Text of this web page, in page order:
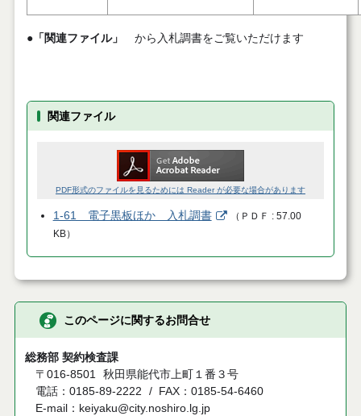
●「関連ファイル」 から入札調書をご覧いただけます
関連ファイル
PDF形式のファイルを見るためには Reader が必要な場合があります
1-61 電子黒板ほか 入札調書 （ ＰＤＦ
57.00
KB）
このページに関するお問合せ
総務部 契約検査課
〒016-8501 秋田県能代市上町１番３号
電話：0185-89-2222
FAX：0185-54-6460
E-mail：keiyaku@city.noshiro.lg.jp